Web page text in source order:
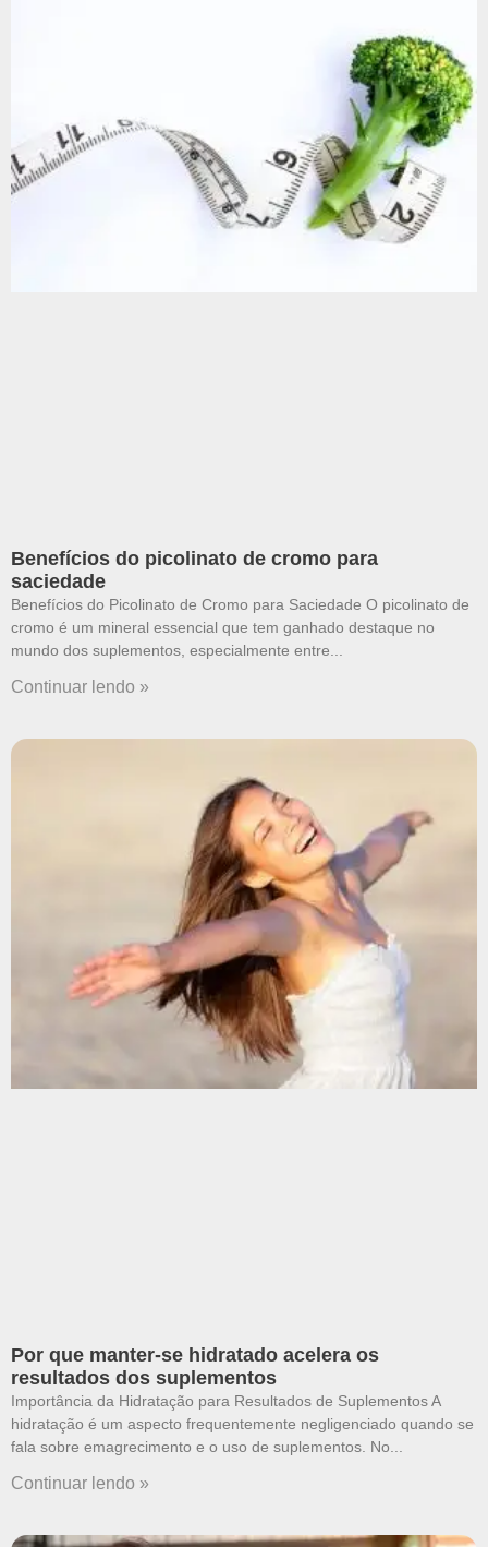
Benefícios do picolinato de cromo para
saciedade
Benefícios do Picolinato de Cromo para Saciedade O picolinato de
cromo é um mineral essencial que tem ganhado destaque no
mundo dos suplementos, especialmente entre
Continuar lendo »
Por que manter-se hidratado acelera os
resultados dos suplementos
Importância da Hidratação para Resultados de Suplementos A
hidratação é um aspecto frequentemente negligenciado quando se
fala sobre emagrecimento e o uso de suplementos. No
Continuar lendo »